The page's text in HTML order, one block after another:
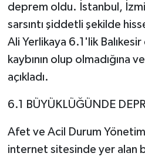
deprem oldu. İstanbul,
sarsıntı şiddetli şekilde
Ali Yerlikaya 6.1'lik
kaybının olup olmadığına ve
açıkladı.
6.1 BÜYÜKLÜĞÜNDE
Afet ve Acil Durum Yönetimi
internet sitesinde yer alan